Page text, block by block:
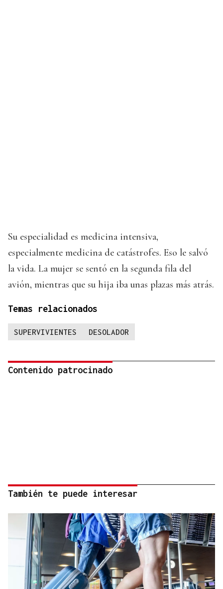
Su especialidad es medicina intensiva,
especialmente medicina de catástrofes. Eso le salvó
la vida. La mujer se sentó en la segunda fila del
avión, mientras que su hija iba unas plazas más atrás.
Temas relacionados
SUPERVIVIENTES DESOLADOR
Contenido patrocinado
También te puede interesar